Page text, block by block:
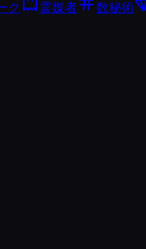
ク 霊媒者 数秘術